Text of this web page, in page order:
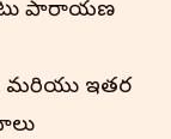
పారాయణ
ఇతర